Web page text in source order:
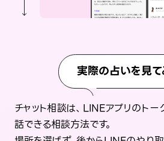
実際の占いを見て
チャット相談は、LINEアプリのト
話できる相談方法です。